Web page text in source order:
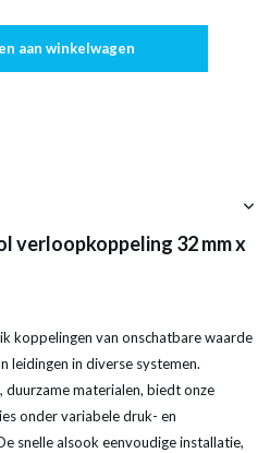
aan winkelwagen
verloopkoppeling 32 mm x
koppelingen van onschatbare waarde
leidingen in diverse systemen.
materialen, biedt onze
onder variabele druk- en
snelle alsook eenvoudige installatie,